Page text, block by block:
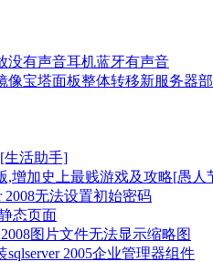
没有声音耳机蓝牙有声音
像宝塔面板整体转移新服务器
生活助手]
,增加史上最贱游戏及攻略[愚人
2008无法设置初始密码
态页面
图片文件无法显示缩略图
2005企业管理器组件